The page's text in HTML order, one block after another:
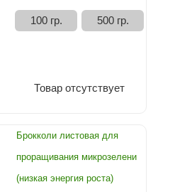
100 гр. 500 гр.
Товар отсутствует
Брокколи листовая для
проращивания микрозелени
(низкая энергия роста)